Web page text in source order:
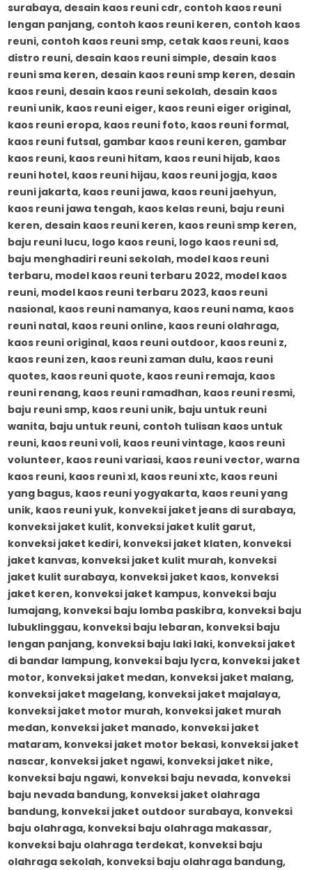
surabaya, desain kaos reuni cdr, contoh kaos reuni
lengan panjang, contoh kaos reuni keren, contoh kaos
reuni, contoh kaos reuni smp, cetak kaos reuni, kaos
distro reuni, desain kaos reuni simple, desain kaos
reuni sma keren, desain kaos reuni smp keren, desain
kaos reuni, desain kaos reuni sekolah, desain kaos
reuni unik, kaos reuni eiger, kaos reuni eiger original,
kaos reuni eropa, kaos reuni foto, kaos reuni formal,
kaos reuni futsal, gambar kaos reuni keren, gambar
kaos reuni, kaos reuni hitam, kaos reuni hijab, kaos
reuni hotel, kaos reuni hijau, kaos reuni jogja, kaos
reuni jakarta, kaos reuni jawa, kaos reuni jaehyun,
kaos reuni jawa tengah, kaos kelas reuni, baju reuni
keren, desain kaos reuni keren, kaos reuni smp keren,
baju reuni lucu, logo kaos reuni, logo kaos reuni sd,
baju menghadiri reuni sekolah, model kaos reuni
terbaru, model kaos reuni terbaru 2022, model kaos
reuni, model kaos reuni terbaru 2023, kaos reuni
nasional, kaos reuni namanya, kaos reuni nama, kaos
reuni natal, kaos reuni online, kaos reuni olahraga,
kaos reuni original, kaos reuni outdoor, kaos reuni z,
kaos reuni zen, kaos reuni zaman dulu, kaos reuni
quotes, kaos reuni quote, kaos reuni remaja, kaos
reuni renang, kaos reuni ramadhan, kaos reuni resmi,
baju reuni smp, kaos reuni unik, baju untuk reuni
wanita, baju untuk reuni, contoh tulisan kaos untuk
reuni, kaos reuni voli, kaos reuni vintage, kaos reuni
volunteer, kaos reuni variasi, kaos reuni vector, warna
kaos reuni, kaos reuni xl, kaos reuni xtc, kaos reuni
yang bagus, kaos reuni yogyakarta, kaos reuni yang
unik, kaos reuni yuk, konveksi jaket jeans di surabaya,
konveksi jaket kulit, konveksi jaket kulit garut,
konveksi jaket kediri, konveksi jaket klaten, konveksi
jaket kanvas, konveksi jaket kulit murah, konveksi
jaket kulit surabaya, konveksi jaket kaos, konveksi
jaket keren, konveksi jaket kampus, konveksi baju
lumajang, konveksi baju lomba paskibra, konveksi baju
lubuklinggau, konveksi baju lebaran, konveksi baju
lengan panjang, konveksi baju laki laki, konveksi jaket
di bandar lampung, konveksi baju lycra, konveksi jaket
motor, konveksi jaket medan, konveksi jaket malang,
konveksi jaket magelang, konveksi jaket majalaya,
konveksi jaket motor murah, konveksi jaket murah
medan, konveksi jaket manado, konveksi jaket
mataram, konveksi jaket motor bekasi, konveksi jaket
nascar, konveksi jaket ngawi, konveksi jaket nike,
konveksi baju ngawi, konveksi baju nevada, konveksi
baju nevada bandung, konveksi jaket olahraga
bandung, konveksi jaket outdoor surabaya, konveksi
baju olahraga, konveksi baju olahraga makassar,
konveksi baju olahraga terdekat, konveksi baju
olahraga sekolah, konveksi baju olahraga bandung,